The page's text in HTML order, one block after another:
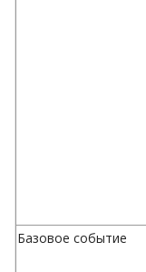
Базовое событие